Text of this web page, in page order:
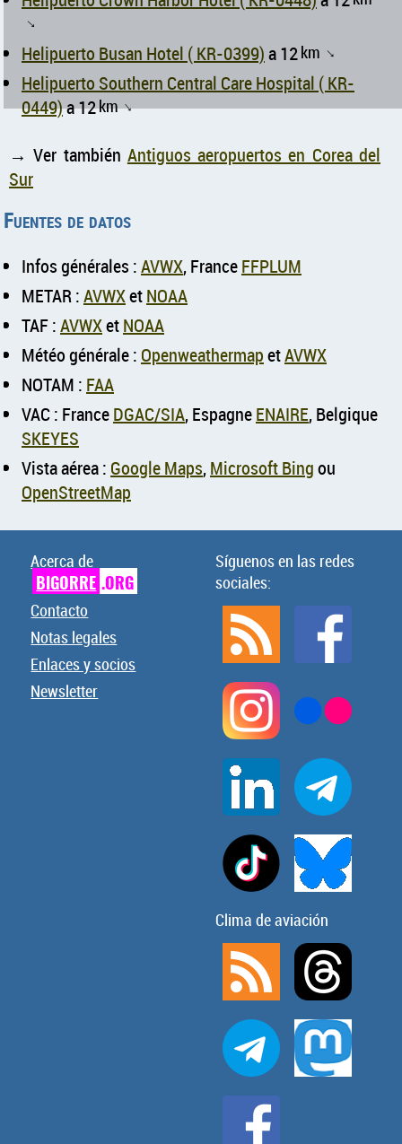
↑
Helipuerto Busan Hotel ( KR-0399)a 12km ↑
Helipuerto Southern Central Care Hospital ( KR-
0449)a 12km↑
→ Ver también Antiguos aeropuertos en Corea del
Sur
Fuentes de datos
Infos générales :AVWX, FranceFFPLUM
METAR :AVWXetNOAA
TAF :AVWXetNOAA
Météo générale : OpenweathermapetAVWX
NOTAM : FAA
VAC : FranceDGAC/SIA, EspagneENAIRE, Belgique
SKEYES
Vista aérea : Google Maps,Microsoft Bingou
OpenStreetMap
Acerca de
BIGORRE .ORG
Contacto
Notas legales
Enlaces y socios
Newsletter
Síguenos en las redes
sociales:
Clima de aviación